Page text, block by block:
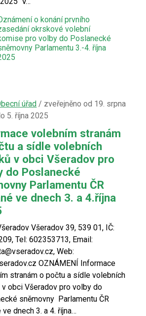
o konání prvního
okrskové volební
pro volby do Poslanecké
Parlamentu 3.-4. října
úřad / zveřejněno od 19. srpna
5. října 2025
volebním stranám
a sídle volebních
v obci Všeradov pro
do Poslanecké
Parlamentu ČR
ve dnech 3. a 4.října
Všeradov 39, 539 01, IČ:
Tel: 602353713, Email:
Web:
OZNÁMENÍ Informace
stranám o počtu a sídle volebních
obci Všeradov pro volby do
sněmovny Parlamentu ČR
ve dnech 3. a 4. října…